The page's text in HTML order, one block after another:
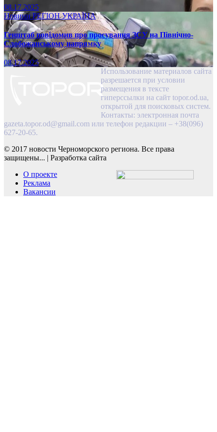
08.17.2025
НовиниРЕГІОНУКРАЇНА
Генштаб повідомив про просування ЗСУ на Північно-
Слобожанському напрямку
08.17.2025
Использование материалов сайта
разрешается при условии
размещения в тексте
гиперссылки на сайт topor.od.ua,
открытой для поисковых систем.
Контакты: электронная почта
gazeta.topor.od@gmail.com или телефон редакции – +38(096)
627-20-65.
© 2017 новости Черноморского региона. Все права
защищены... | Разработка сайта
О проекте
Реклама
Вакансии